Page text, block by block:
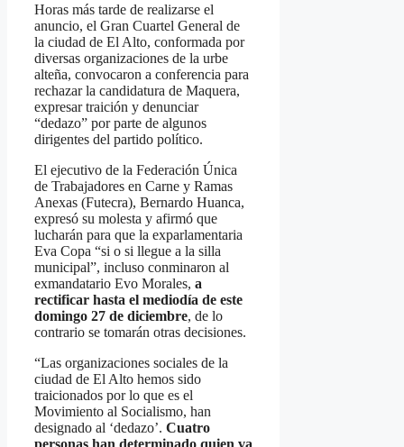
Horas más tarde de realizarse el
anuncio, el Gran Cuartel General de
la ciudad de El Alto, conformada por
diversas organizaciones de la urbe
alteña, convocaron a conferencia para
rechazar la candidatura de Maquera,
expresar traición y denunciar
“dedazo” por parte de algunos
dirigentes del partido político.
El ejecutivo de la Federación Única
de Trabajadores en Carne y Ramas
Anexas (Futecra), Bernardo Huanca,
expresó su molesta y afirmó que
lucharán para que la exparlamentaria
Eva Copa “si o si llegue a la silla
municipal”, incluso conminaron al
exmandatario Evo Morales, a
rectificar hasta el mediodía de este
domingo 27 de diciembre, de lo
contrario se tomarán otras decisiones.
“Las organizaciones sociales de la
ciudad de El Alto hemos sido
traicionados por lo que es el
Movimiento al Socialismo, han
designado al ‘dedazo’. Cuatro
personas han determinado quien va